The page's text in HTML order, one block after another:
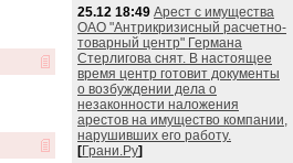
25.12 18:49 Арест с имущества
ОАО "Антрикризисный расчетно-
товарный центр" Германа
Стерлигова снят. В настоящее
время центр готовит документы
о возбуждении дела о
незаконности наложения
арестов на имущество компании,
нарушивших его работу.
[Грани.Ру]